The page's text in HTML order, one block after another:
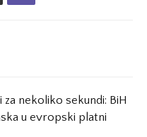
za nekoliko sekundi: BiH
u evropski platni